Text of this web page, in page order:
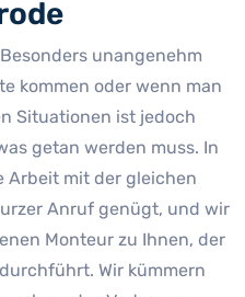
unangenehm
kommen oder wenn man
Situationen ist jedoch
getan werden muss. In
Arbeit mit der gleichen
Anruf genügt, und wir
Monteur zu Ihnen, der
Wir kümmern